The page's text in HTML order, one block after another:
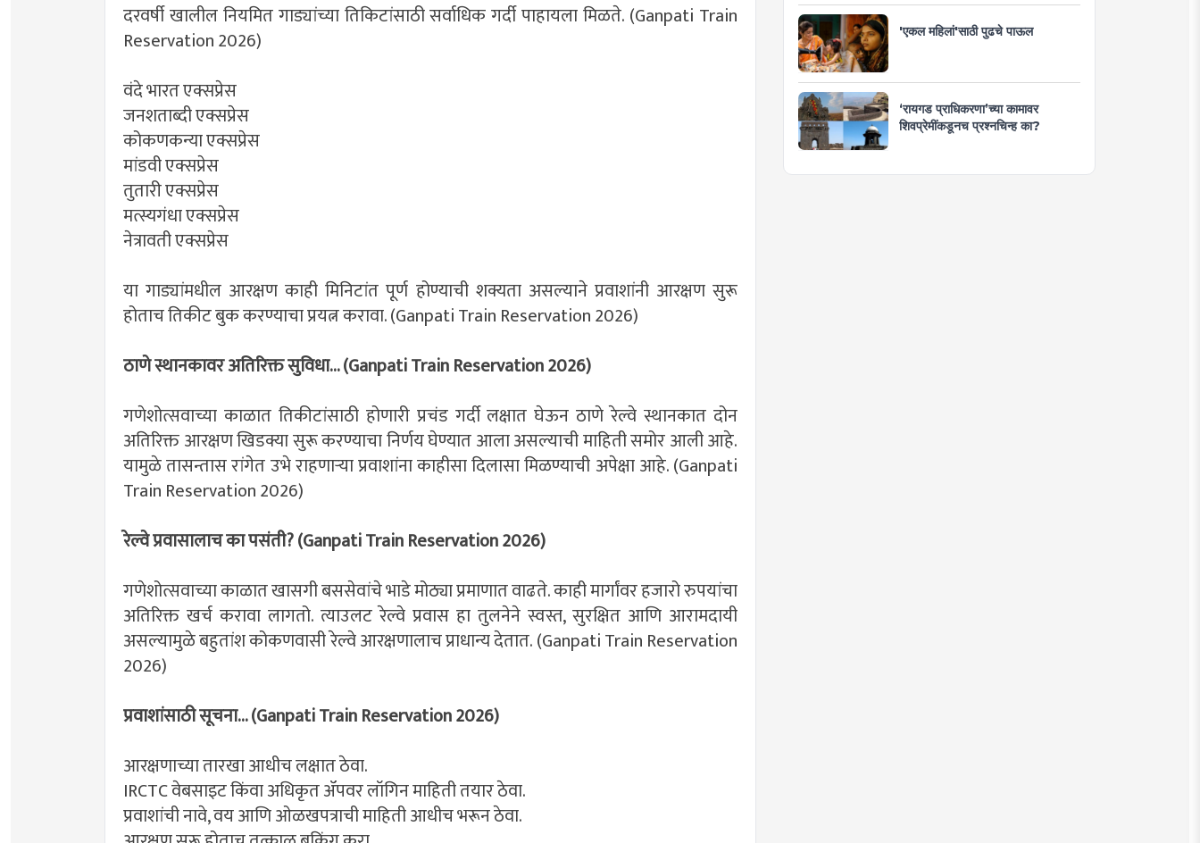
दरवर्षी खालील नियमित गाड्यांच्या तिकिटांसाठी सर्वाधिक गर्दी पाहायला मिळते. (Ganpati Train
Reservation 2026)
वंदे भारत एक्सप्रेस
जनशताब्दी एक्सप्रेस
कोकणकन्या एक्सप्रेस
मांडवी एक्सप्रेस
तुतारी एक्सप्रेस
मत्स्यगंधा एक्सप्रेस
नेत्रावती एक्सप्रेस
या गाड्यांमधील आरक्षण काही मिनिटांत पूर्ण होण्याची शक्यता असल्याने प्रवाशांनी आरक्षण सुरू
होताच तिकीट बुक करण्याचा प्रयत्न करावा. (Ganpati Train Reservation 2026)
ठाणे स्थानकावर अतिरिक्त सुविधा... (Ganpati Train Reservation 2026)
गणेशोत्सवाच्या काळात तिकीटांसाठी होणारी प्रचंड गर्दी लक्षात घेऊन ठाणे रेल्वे स्थानकात दोन
अतिरिक्त आरक्षण खिडक्या सुरू करण्याचा निर्णय घेण्यात आला असल्याची माहिती समोर आली आहे.
यामुळे तासन्तास रांगेत उभे राहणाऱ्या प्रवाशांना काहीसा दिलासा मिळण्याची अपेक्षा आहे. (Ganpati
Train Reservation 2026)
रेल्वे प्रवासालाच का पसंती? (Ganpati Train Reservation 2026)
गणेशोत्सवाच्या काळात खासगी बससेवांचे भाडे मोठ्या प्रमाणात वाढते. काही मार्गांवर हजारो रुपयांचा
अतिरिक्त खर्च करावा लागतो. त्याउलट रेल्वे प्रवास हा तुलनेने स्वस्त, सुरक्षित आणि आरामदायी
असल्यामुळे बहुतांश कोकणवासी रेल्वे आरक्षणालाच प्राधान्य देतात. (Ganpati Train Reservation
2026)
प्रवाशांसाठी सूचना... (Ganpati Train Reservation 2026)
आरक्षणाच्या तारखा आधीच लक्षात ठेवा.
IRCTC वेबसाइट किंवा अधिकृत ॲपवर लॉगिन माहिती तयार ठेवा.
प्रवाशांची नावे, वय आणि ओळखपत्राची माहिती आधीच भरून ठेवा.
'एकल महिलां'साठी पुढचे पाऊल
‘रायगड प्राधिकरणा’च्या कामावर
शिवप्रेमींकडूनच प्रश्नचिन्ह का?